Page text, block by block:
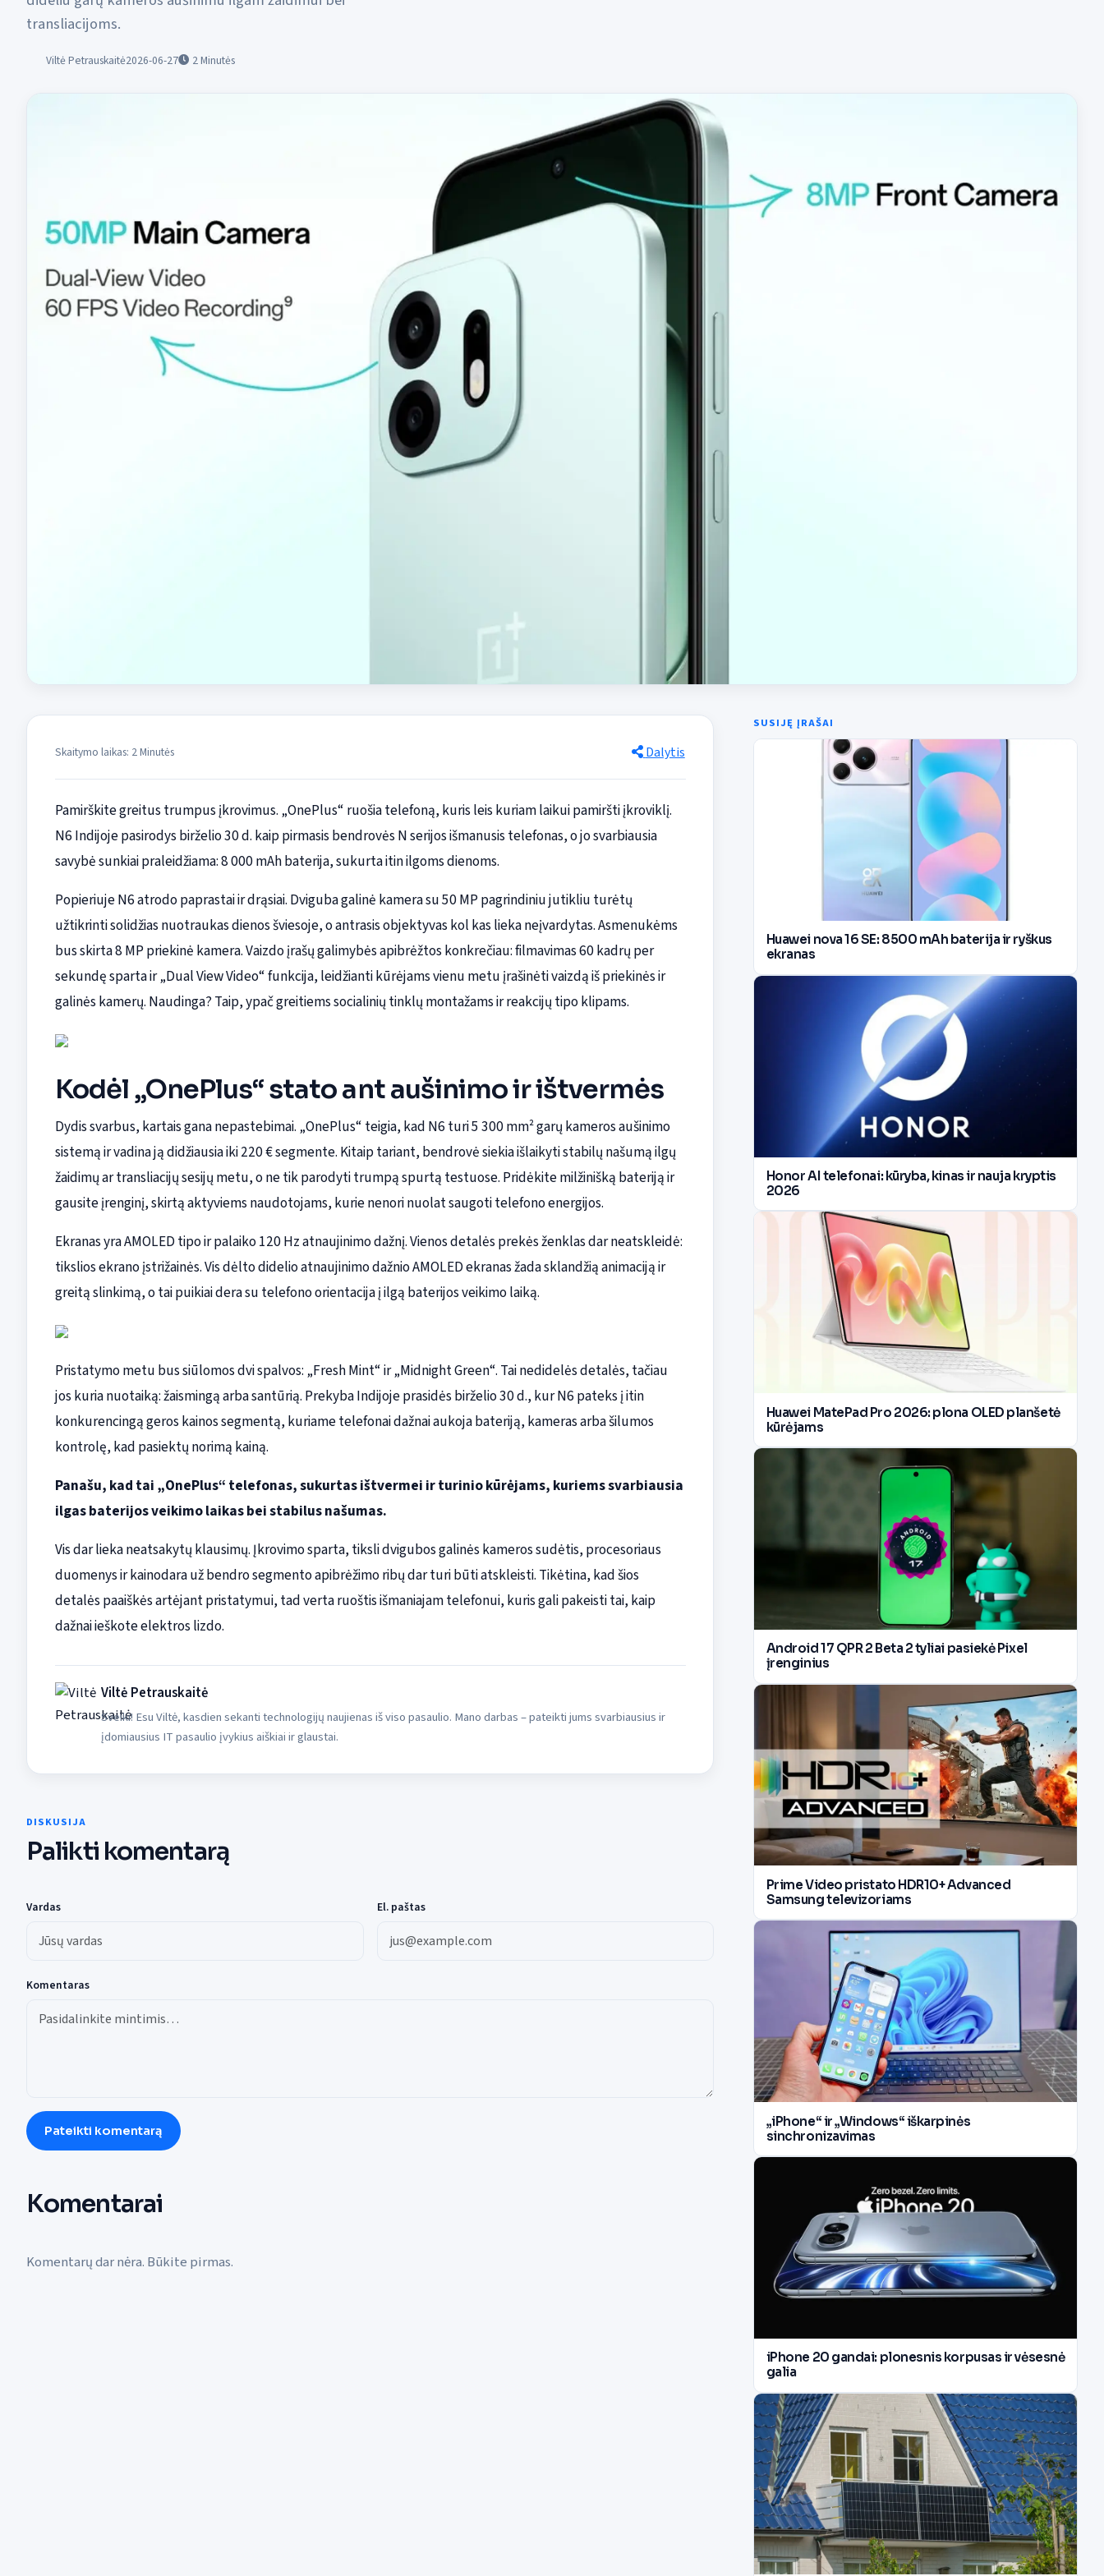
transliacijoms.
Viltė Petrauskaitė2026-06-27 2Minutės
Skaitymo laikas: 2 Minutės Dalytis
Pamirškite greitus trumpus įkrovimus. „OnePlus“ ruošia telefoną, kuris leis kuriam laikui pamiršti įkroviklį.
N6 Indijoje pasirodys birželio 30 d. kaip pirmasis bendrovės N serijos išmanusis telefonas, o jo svarbiausia
savybė sunkiai praleidžiama: 8 000 mAh baterija, sukurta itin ilgoms dienoms.
Popieriuje N6 atrodo paprastai ir drąsiai. Dviguba galinė kamera su 50 MP pagrindiniu jutikliu turėtų
užtikrinti solidžias nuotraukas dienos šviesoje, o antrasis objektyvas kol kas lieka neįvardytas. Asmenukėms
bus skirta 8 MP priekinė kamera. Vaizdo įrašų galimybės apibrėžtos konkrečiau: filmavimas 60 kadrų per
sekundę sparta ir „Dual View Video“ funkcija, leidžianti kūrėjams vienu metu įrašinėti vaizdą iš priekinės ir
galinės kamerų. Naudinga? Taip, ypač greitiems socialinių tinklų montažams ir reakcijų tipo klipams.
Kodėl „OnePlus“ stato ant aušinimo ir ištvermės
Dydis svarbus, kartais gana nepastebimai. „OnePlus“ teigia, kad N6 turi 5 300 mm² garų kameros aušinimo
sistemą ir vadina ją didžiausia iki 220 € segmente. Kitaip tariant, bendrovė siekia išlaikyti stabilų našumą ilgų
žaidimų ar transliacijų sesijų metu, o ne tik parodyti trumpą spurtą testuose. Pridėkite milžinišką bateriją ir
gausite įrenginį, skirtą aktyviems naudotojams, kurie nenori nuolat saugoti telefono energijos.
Ekranas yra AMOLED tipo ir palaiko 120 Hz atnaujinimo dažnį. Vienos detalės prekės ženklas dar neatskleidė:
tikslios ekrano įstrižainės. Vis dėlto didelio atnaujinimo dažnio AMOLED ekranas žada sklandžią animaciją ir
greitą slinkimą, o tai puikiai dera su telefono orientacija į ilgą baterijos veikimo laiką.
Pristatymo metu bus siūlomos dvi spalvos: „Fresh Mint“ ir „Midnight Green“. Tai nedidelės detalės, tačiau
jos kuria nuotaiką: žaismingą arba santūrią. Prekyba Indijoje prasidės birželio 30 d., kur N6 pateks į itin
konkurencingą geros kainos segmentą, kuriame telefonai dažnai aukoja bateriją, kameras arba šilumos
kontrolę, kad pasiektų norimą kainą.
Panašu, kad tai „OnePlus“ telefonas, sukurtas ištvermei ir turinio kūrėjams, kuriems svarbiausia
ilgas baterijos veikimo laikas bei stabilus našumas.
Vis dar lieka neatsakytų klausimų. Įkrovimo sparta, tiksli dvigubos galinės kameros sudėtis, procesoriaus
duomenys ir kainodara už bendro segmento apibrėžimo ribų dar turi būti atskleisti. Tikėtina, kad šios
detalės paaiškės artėjant pristatymui, tad verta ruoštis išmaniajam telefonui, kuris gali pakeisti tai, kaip
dažnai ieškote elektros lizdo.
Viltė Petrauskaitė
Sveiki! Esu Viltė, kasdien sekanti technologijų naujienas iš viso pasaulio. Mano darbas – pateikti jums svarbiausius ir
įdomiausius IT pasaulio įvykius aiškiai ir glaustai.
DISKUSIJA
Palikti komentarą
Vardas El. paštas
Komentaras
Pateikti komentarą
Komentarai
Komentarų dar nėra. Būkite pirmas.
SUSIJĘ ĮRAŠAI
Huawei nova 16 SE: 8500 mAh baterija ir ryškus
ekranas
Honor AI telefonai: kūryba, kinas ir nauja kryptis
2026
Huawei MatePad Pro 2026: plona OLED planšetė
kūrėjams
Android 17 QPR 2 Beta 2 tyliai pasiekė Pixel
įrenginius
Prime Video pristato HDR10+ Advanced
Samsung televizoriams
„iPhone“ ir „Windows“ iškarpinės
sinchronizavimas
iPhone 20 gandai: plonesnis korpusas ir vėsesnė
galia